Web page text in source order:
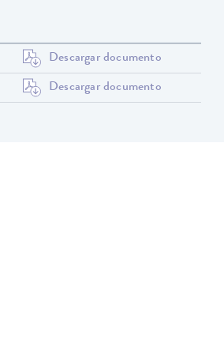
Descargar documento
Descargar documento